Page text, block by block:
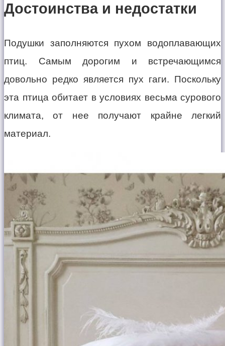
Достоинства и недостатки
Подушки заполняются пухом водоплавающих
птиц. Самым дорогим и встречающимся
довольно редко является пух гаги. Поскольку
эта птица обитает в условиях весьма сурового
климата, от нее получают крайне легкий
материал.